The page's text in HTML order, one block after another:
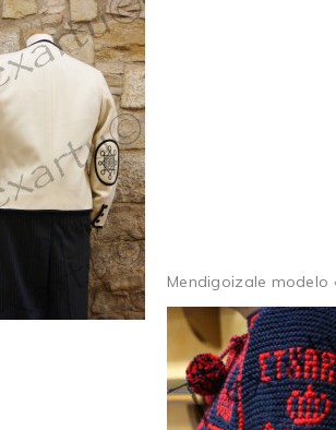
Mendigoizale modelo